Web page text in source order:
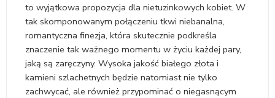
to wyjątkowa propozycja dla nietuzinkowych kobiet. W
tak skomponowanym połączeniu tkwi niebanalna,
romantyczna finezja, która skutecznie podkreśla
znaczenie tak ważnego momentu w życiu każdej pary,
jaką są zaręczyny. Wysoka jakość białego złota i
kamieni szlachetnych będzie natomiast nie tylko
zachwycać, ale również przypominać o niegasnącym